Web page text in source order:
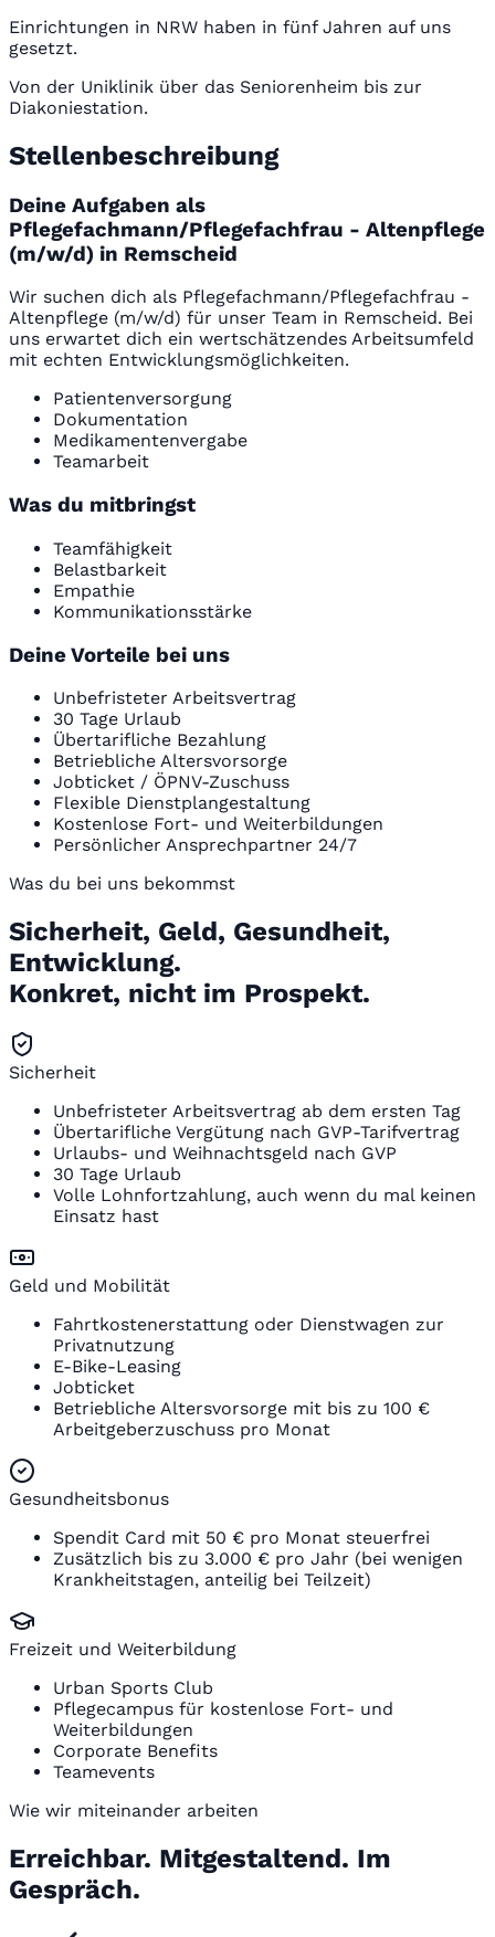
Einrichtungen in NRW haben in fünf Jahren auf uns
gesetzt.
Von der Uniklinik über das Seniorenheim bis zur
Diakoniestation.
Stellenbeschreibung
Deine Aufgaben als
Pflegefachmann/Pflegefachfrau - Altenpflege
(m/w/d) in Remscheid
Wir suchen dich als Pflegefachmann/Pflegefachfrau -
Altenpflege (m/w/d) für unser Team in Remscheid. Bei
uns erwartet dich ein wertschätzendes Arbeitsumfeld
mit echten Entwicklungsmöglichkeiten.
Patientenversorgung
Dokumentation
Medikamentenvergabe
Teamarbeit
Was du mitbringst
Teamfähigkeit
Belastbarkeit
Empathie
Kommunikationsstärke
Deine Vorteile bei uns
Unbefristeter Arbeitsvertrag
30 Tage Urlaub
Übertarifliche Bezahlung
Betriebliche Altersvorsorge
Jobticket / ÖPNV-Zuschuss
Flexible Dienstplangestaltung
Kostenlose Fort- und Weiterbildungen
Persönlicher Ansprechpartner 24/7
Was du bei uns bekommst
Sicherheit, Geld, Gesundheit,
Entwicklung.
Konkret, nicht im Prospekt.
Sicherheit
Unbefristeter Arbeitsvertrag ab dem ersten Tag
Übertarifliche Vergütung nach GVP-Tarifvertrag
Urlaubs- und Weihnachtsgeld nach GVP
30 Tage Urlaub
Volle Lohnfortzahlung, auch wenn du mal keinen
Einsatz hast
Geld und Mobilität
Fahrtkostenerstattung oder Dienstwagen zur
Privatnutzung
E-Bike-Leasing
Jobticket
Betriebliche Altersvorsorge mit bis zu 100 €
Arbeitgeberzuschuss pro Monat
Gesundheitsbonus
Spendit Card mit 50 € pro Monat steuerfrei
Zusätzlich bis zu 3.000 € pro Jahr (bei wenigen
Krankheitstagen, anteilig bei Teilzeit)
Freizeit und Weiterbildung
Urban Sports Club
Pflegecampus für kostenlose Fort- und
Weiterbildungen
Corporate Benefits
Teamevents
Wie wir miteinander arbeiten
Erreichbar. Mitgestaltend. Im
Gespräch.